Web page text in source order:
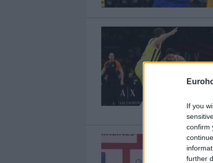
If you
confirm
further